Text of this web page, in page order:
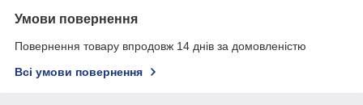
Умови повернення
Повернення товару впродовж 14 днів за домовленістю
Всі умови повернення